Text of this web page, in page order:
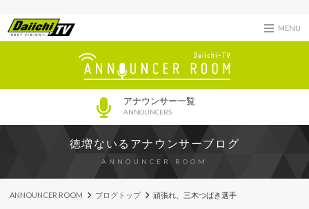
MENU
アナウンサー一覧
ANNOUNCERS
徳増ないるアナウンサーブログ
ANNOUNCER ROOM
ANNOUNCER ROOM ブログトップ 頑張れ、三木つばき選手